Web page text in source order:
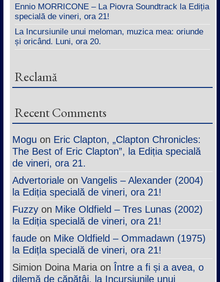
Ennio MORRICONE – La Piovra Soundtrack la Ediția
specială de vineri, ora 21!
La Incursiunile unui meloman, muzica mea: oriunde
și oricând. Luni, ora 20.
Reclamă
Recent Comments
Mogu on Eric Clapton, „Clapton Chronicles:
The Best of Eric Clapton”, la Ediția specială
de vineri, ora 21.
Advertorialeon Vangelis – Alexander (2004)
la Ediția specială de vineri, ora 21!
Fuzzyon Mike Oldfield – Tres Lunas (2002)
la Ediția specială de vineri, ora 21!
faudeon Mike Oldfield – Ommadawn (1975)
la Edițla specială de vineri, ora 21!
Simion Doina MariaonÎntre a fi și a avea, o
dilemă de căpătâi, la Incursiunile unui